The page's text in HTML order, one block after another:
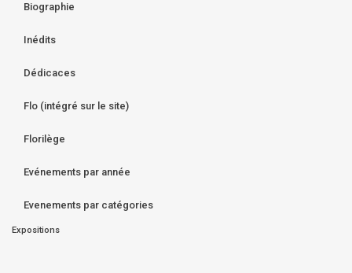
Biographie
Inédits
Dédicaces
Flo (intégré sur le site)
Florilège
Evénements par année
Evenements par catégories
Expositions